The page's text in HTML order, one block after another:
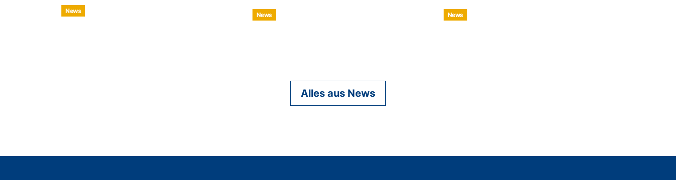
News
News News
Alles aus News